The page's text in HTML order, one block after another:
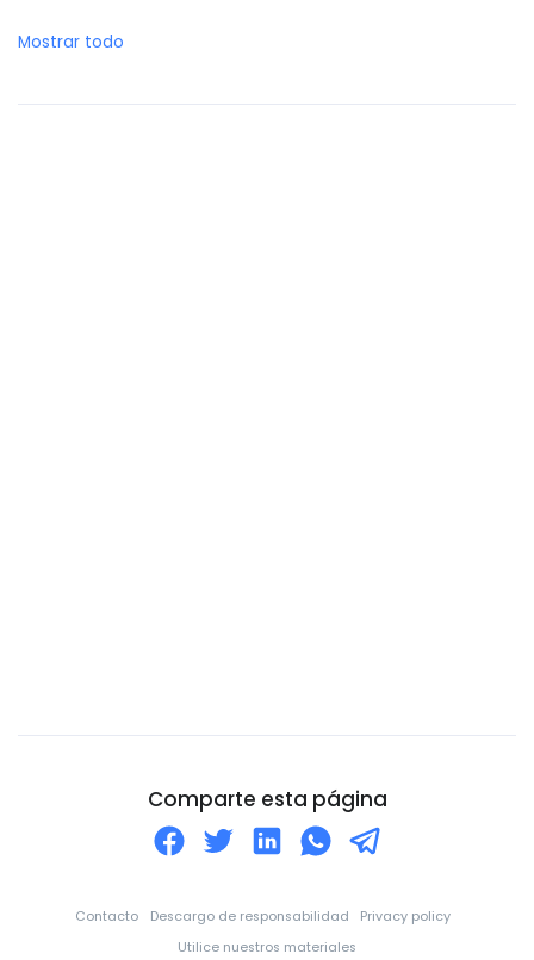
Burkina Faso
Costa Rica
Mostrar todo
Comparte esta página
Contacto Descargo de responsabilidad
Privacy policy
Utilice nuestros materiales